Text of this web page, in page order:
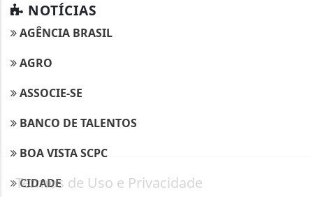
NOTÍCIAS
AGÊNCIA BRASIL
AGRO
ASSOCIE-SE
BANCO DE TALENTOS
BOA VISTA SCPC
CIDADE
Termos de Uso e Privacidade